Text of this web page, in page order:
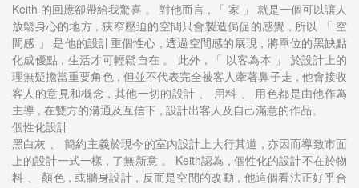
Keith 的回應卻帶給我驚喜 。 對他而言 , 「 家 」 就是一個可以讓人
放鬆身心的地方 , 狹窄壓迫的空間只會製造侷促的感覺 , 所以 「 空
間感 」 是他的設計重個性心 , 透過空間感的展現 , 將單位的黑缺點
化成優點 , 生活才可輕鬆自在 。 此外 , 「 以客為本 」 於設計上的
理無疑擔當重要角色 , 但並不代表完全被客人牽著鼻子走 , 他會接收
客人的意見和概念 , 其他一切的設計 、 用料 、 用色都是由他作為
主導 , 在雙方的溝通及互信下 , 設計出客人及自己滿意的作品。
個性化設計
黑白灰 、 簡約主義於現今的室內設計上大行其道 , 亦因而導致市面
上的設計一式一樣 , 了無新意 。 Keith認為 , 個性化的設計不在於物
料 、 顏色 , 或牆身設計 , 反而是空間的改動 , 他這個看法正好乎合